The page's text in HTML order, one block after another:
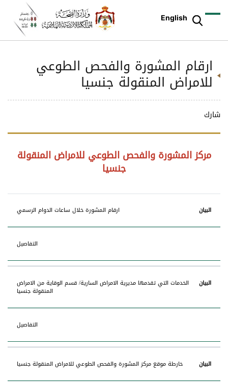
English
ارقام المشورة والفحص الطوعي
للامراض المنقولة جنسيا
شارك
مركز المشورة والفحص الطوعي للامراض المنقولة
جنسيا
البيان ارقام المشورة خلال ساعات الدوام الرسمي
التفاصيل
الخدمات التي تقدمها مديرية الامراض السارية/ قسم الوقاية من الامراض
المنقولة جنسيا
التفاصيل
خارطة موقع مركز المشورة والفحص الطوعي للامراض المنقولة جنسيا